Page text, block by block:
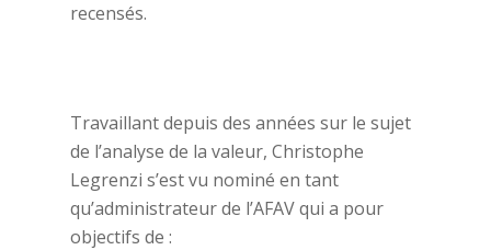
recensés.
Travaillant depuis des années sur le sujet
de l’analyse de la valeur, Christophe
Legrenzi s’est vu nominé en tant
qu’administrateur de l’AFAV qui a pour
objectifs de :